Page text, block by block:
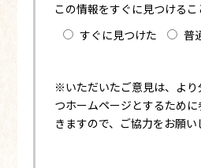
この情報をすぐに見つける
すぐに見つけた
普
※いただいたご意見は、よ
つホームページとするため
きますので、ご協力をお願い